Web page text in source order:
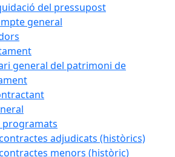
del pressupost
general
general del patrimoni de
programats
adjudicats (històrics)
menors (històric)